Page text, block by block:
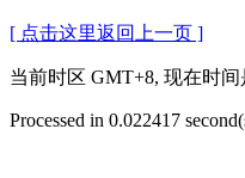
[ 点击这里返回上一页 ]
当前时区 GMT+8, 现在时间
Processed in 0.022417